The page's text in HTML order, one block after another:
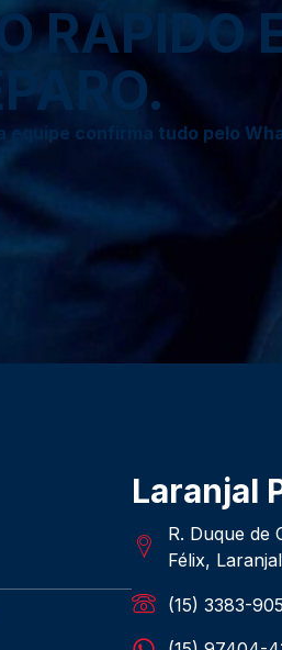
RÁPIDO
equipe confirma tudo pelo
Laranjal
R. Duque de
Félix,
(15) 3383-